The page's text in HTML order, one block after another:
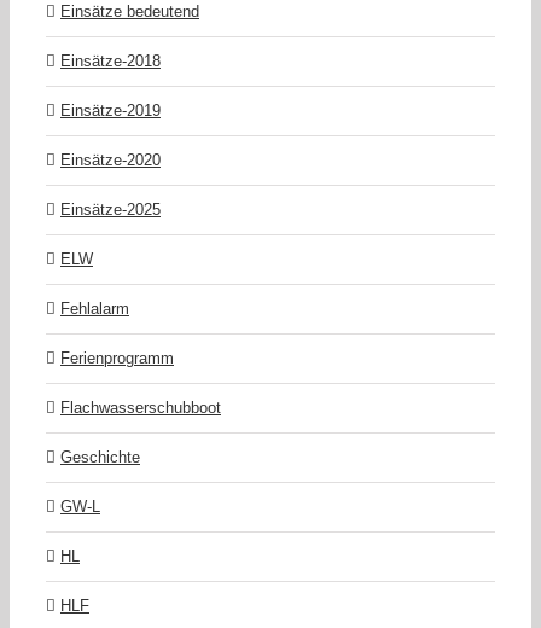
Einsätze bedeutend
Einsätze-2018
Einsätze-2019
Einsätze-2020
Einsätze-2025
ELW
Fehlalarm
Ferienprogramm
Flachwasserschubboot
Geschichte
GW-L
HL
HLF